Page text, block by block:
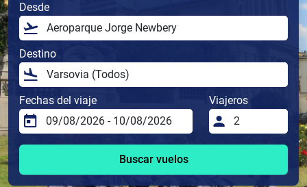
Desde
Destino
Fechas del viaje Viajeros
Buscar vuelos